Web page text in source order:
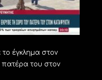
το έγκλημα στον
πατέρα του στον